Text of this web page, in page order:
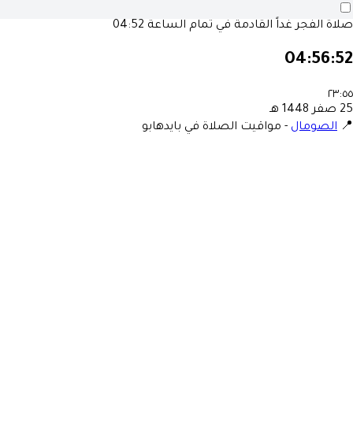
الفجر غداً القادمة في تمام الساعة 04:52
1448 هـ
الصومال- مواقيت الصلاة في بايدهابو